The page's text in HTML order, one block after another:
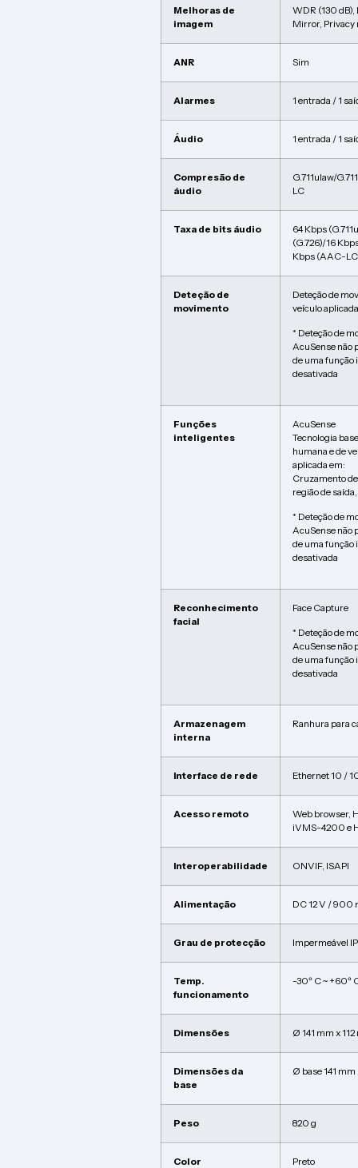
Melhoras de
imagem
WDR (130 dB),
Mirror, Privacy
ANR Sim
Alarmes 1 entrada / 1
Áudio 1 entrada / 1
Compresão de
áudio
G.711ulaw/
LC
Taxa de bits áudio
64 Kbps
(G.726)/16
Kbps (AAC-
Deteção de
movimento
Deteção de
veículo
* Deteção de
AcuSense não
de uma função
desativada
Funções
inteligentes
AcuSense
Tecnologia
humana e de
aplicada em:
Cruzamento
região de
* Deteção de
AcuSense não
de uma função
desativada
Reconhecimento
facial
Face Capture
* Deteção de
AcuSense não
de uma função
desativada
Armazenagem
interna
Ranhura para
Interface de rede Ethernet 10 /
Acesso remoto
Web browser,
iVMS-4200 e
Interoperabilidade ONVIF, ISAPI
Alimentação DC 12 V / 900
Grau de protecção Impermeável
Temp.
funcionamento
-30º C ~ +60º
Dimensões Ø 141 mm x
Dimensões da
base
Ø base 141
Peso 820 g
Color Preto